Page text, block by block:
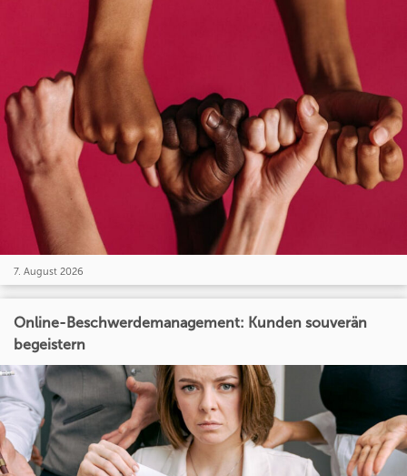
7. August 2026
Online-Beschwerdemanagement: Kunden souverän
begeistern